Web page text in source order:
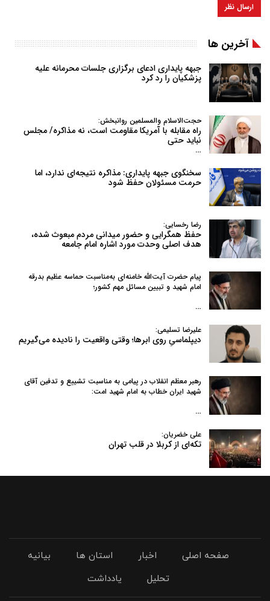
آخرین ها
جبهه پایداری ادعای برگزاری جلسات محرمانه علیه
پزشکیان را رد کرد
حجت‌الاسلام والمسلمین روانبخش:
راه مقابله با آمریکا مقاومت است، نه مذاکره/ مجلس
نباید حتی
…
سخنگوی جبهه پایداری: مذاکره نتیجه‌ای ندارد، اما
حرمت مسئولان حفظ شود
رضا رخسایی:
حفظ همگرایی و حضور میدانی مردم مبعوث شده،
هدف اصلی وحدت مورد اشاره امام جامعه
پیام حضرت آیت‌الله خامنه‌ای به‌مناسبت حماسه عظیم بدرقه
امام شهید و تبیین مسائل مهم کشور؛
…
علیرضا تسلیمی:
دیپلماسیِ روی ابرها؛ وقتی واقعیت را نادیده می‌گیریم
رهبر معظم انقلاب در پیامی به‌ مناسبت تشییع و تدفین آقای
شهید ایران خطاب به امام شهید امت:
…
علی خضریان:
تکه‌ای از کربلا در قلب تهران
صفحه اصلی اخبار استان ها
بیانیه
تحلیل
یادداشت